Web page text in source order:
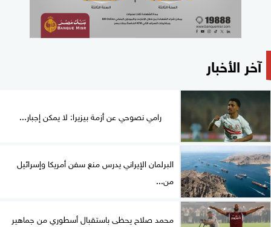
آخر الأخبار
رامي نصوحي عن أزمة بيزيرا: لا يمكن إجبار...
البرلمان الإيراني يدرس منع سفن أمريكا وإسرائيل
من...
محمد صلاح يحظى باستقبال أسطوري من جماهير